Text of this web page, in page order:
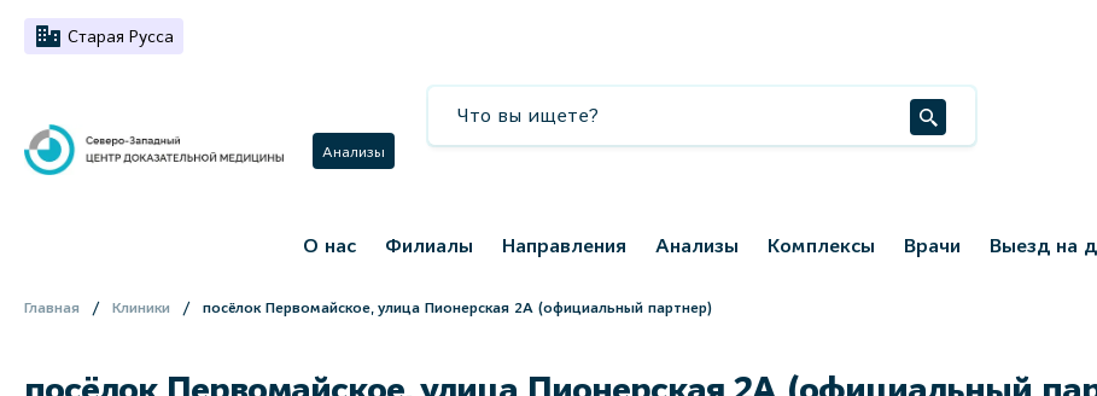
Старая Русса
Анализы
О нас Филиалы Направления Анализы Комплексы Врачи Выезд на
Главная Клиники посёлок Первомайское, улица Пионерская 2А (официальный партнер)